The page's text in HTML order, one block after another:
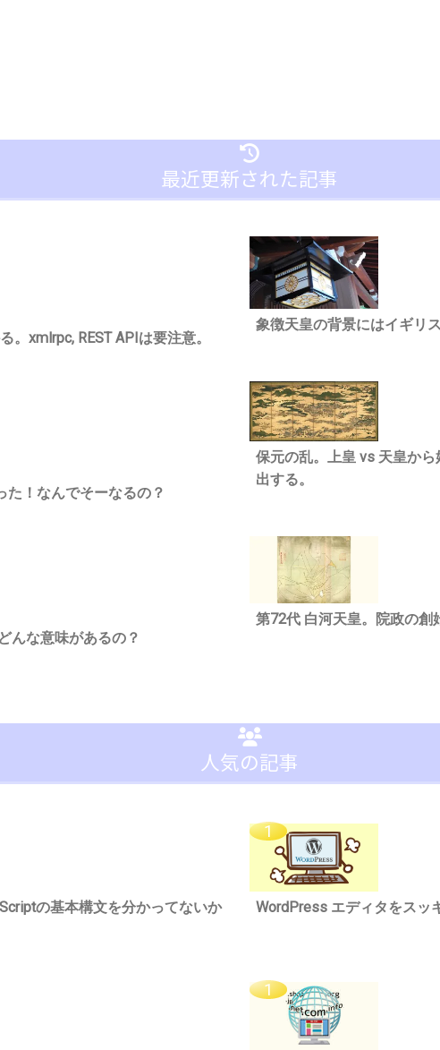
最近更新された記事
xmlrpc, REST APIは要注意。
象徴天皇の背景にはイギリ
！なんでそーなるの？
保元の乱。上皇 vs 天皇か
出する。
んな意味があるの？
第72代 白河天皇。院政の創
人気の記事
の基本構文を分かってないか
WordPress エディタをスッ